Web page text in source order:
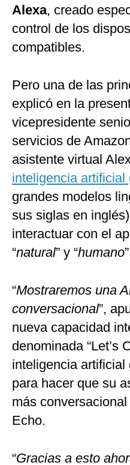
Alexa, creado
control de los
compatibles.
Pero una de las
explicó en la
vicepresidente
servicios de
asistente virtual
inteligencia artificial
grandes modelos
sus siglas en
interactuar con el
“natural” y “humano
“Mostraremos una
conversacional”,
nueva capacidad
denominada “Let’s
inteligencia
para hacer que su
más
Echo.
“Gracias a esto